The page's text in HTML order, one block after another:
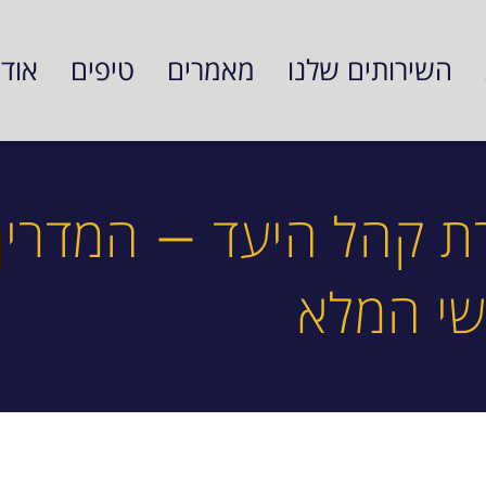
השירותים שלנו מאמרים טיפים
קהל היעד –
המלא